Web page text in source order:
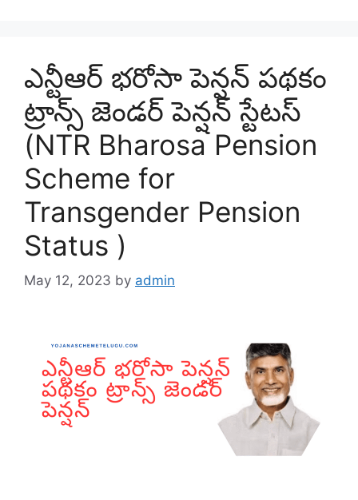
ఎన్టీఆర్ భరోసా పెన్షన్ పథకం
ట్రాన్స్ జెండర్ పెన్షన్ స్టేటస్
(NTR Bharosa Pension
Scheme for
Transgender Pension
Status )
May 12, 2023 by admin